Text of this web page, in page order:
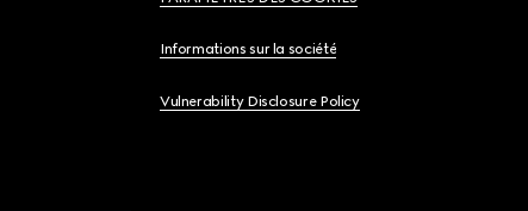
Informations sur la société
Vulnerability Disclosure Policy